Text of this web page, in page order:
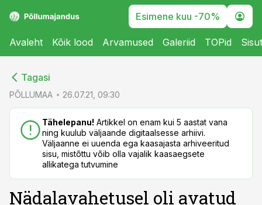
Esimene kuu -70%
Avaleht Kõik lood Arvamused Galeriid TOPid
Tagasi
PÕLLUMAA 26.07.21, 09:30
Tähelepanu! Artikkel on enam kui 5 aastat vana
ning kuulub väljaande digitaalsesse arhiivi.
Väljaanne ei uuenda ega kaasajasta arhiveeritud
sisu, mistõttu võib olla vajalik kaasaegsete
allikatega tutvumine
Nädalavahetusel oli avatud